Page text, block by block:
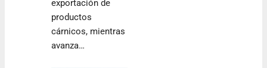
exportación de
productos
cárnicos, mientras
avanza…